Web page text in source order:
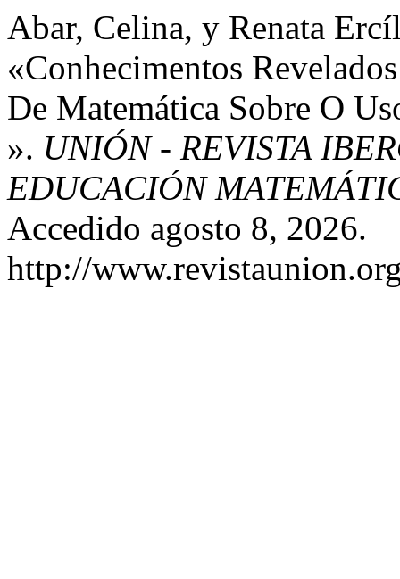
Abar, Celina, y Renata
«Conhecimentos
De Matemática Sobre O
». UNIÓN - REVISTA
EDUCACIÓN
Accedido agosto 8, 2026.
http://